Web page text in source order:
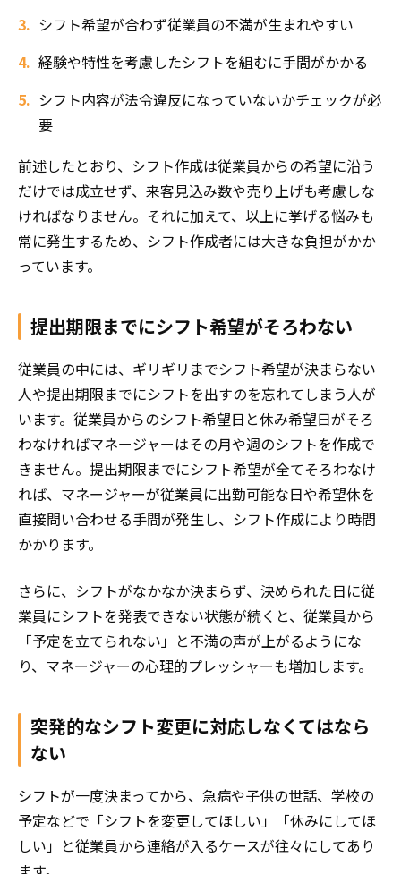
シフト希望が合わず従業員の不満が生まれやすい
経験や特性を考慮したシフトを組むに手間がかかる
シフト内容が法令違反になっていないかチェックが必
要
前述したとおり、シフト作成は従業員からの希望に沿う
だけでは成立せず、来客見込み数や売り上げも考慮しな
ければなりません。それに加えて、以上に挙げる悩みも
常に発生するため、シフト作成者には大きな負担がかか
っています。
提出期限までにシフト希望がそろわない
従業員の中には、ギリギリまでシフト希望が決まらない
人や提出期限までにシフトを出すのを忘れてしまう人が
います。従業員からのシフト希望日と休み希望日がそろ
わなければマネージャーはその月や週のシフトを作成で
きません。提出期限までにシフト希望が全てそろわなけ
れば、マネージャーが従業員に出勤可能な日や希望休を
直接問い合わせる手間が発生し、シフト作成により時間
かかります。
さらに、シフトがなかなか決まらず、決められた日に従
業員にシフトを発表できない状態が続くと、従業員から
「予定を立てられない」と不満の声が上がるようにな
り、マネージャーの心理的プレッシャーも増加します。
突発的なシフト変更に対応しなくてはなら
ない
シフトが一度決まってから、急病や子供の世話、学校の
予定などで「シフトを変更してほしい」「休みにしてほ
しい」と従業員から連絡が入るケースが往々にしてあり